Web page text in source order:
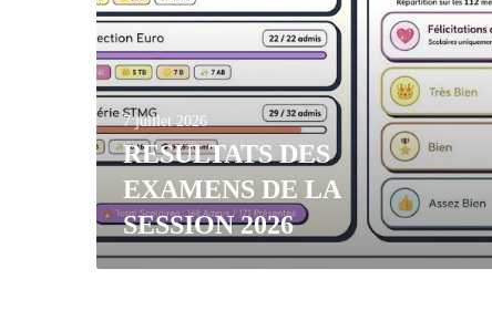
7 juillet 2026
RESULTATS DES
EXAMENS DE LA
SESSION 2026